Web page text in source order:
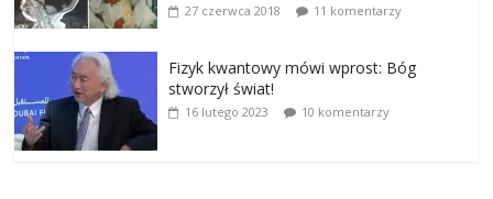
27 czerwca 2018 11 komentarzy
Fizyk kwantowy mówi wprost: Bóg
stworzył świat!
16 lutego 2023 10 komentarzy